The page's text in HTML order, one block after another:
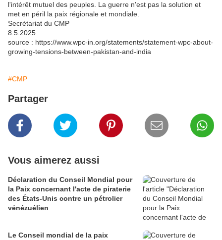
l'intérêt mutuel des peuples. La guerre n'est pas la solution et
met en péril la paix régionale et mondiale.
Secrétariat du CMP
8.5.2025
source : https://www.wpc-in.org/statements/statement-wpc-about-
growing-tensions-between-pakistan-and-india
#CMP
Partager
Vous aimerez aussi
Déclaration du Conseil Mondial pour
la Paix concernant l'acte de piraterie
des États-Unis contre un pétrolier
vénézuélien
Le Conseil mondial de la paix